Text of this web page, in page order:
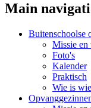
Main
Buitenschoolse
Missie en
Foto's
Kalender
Praktisch
Wie is wie